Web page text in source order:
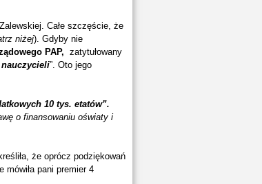
Całe szczęście, że
niżej). Gdyby nie
PAP, zatytułowany
”. Oto jego
10 tys. etatów”.
o finansowaniu oświaty i
że oprócz podziękowań
mówiła pani premier 4